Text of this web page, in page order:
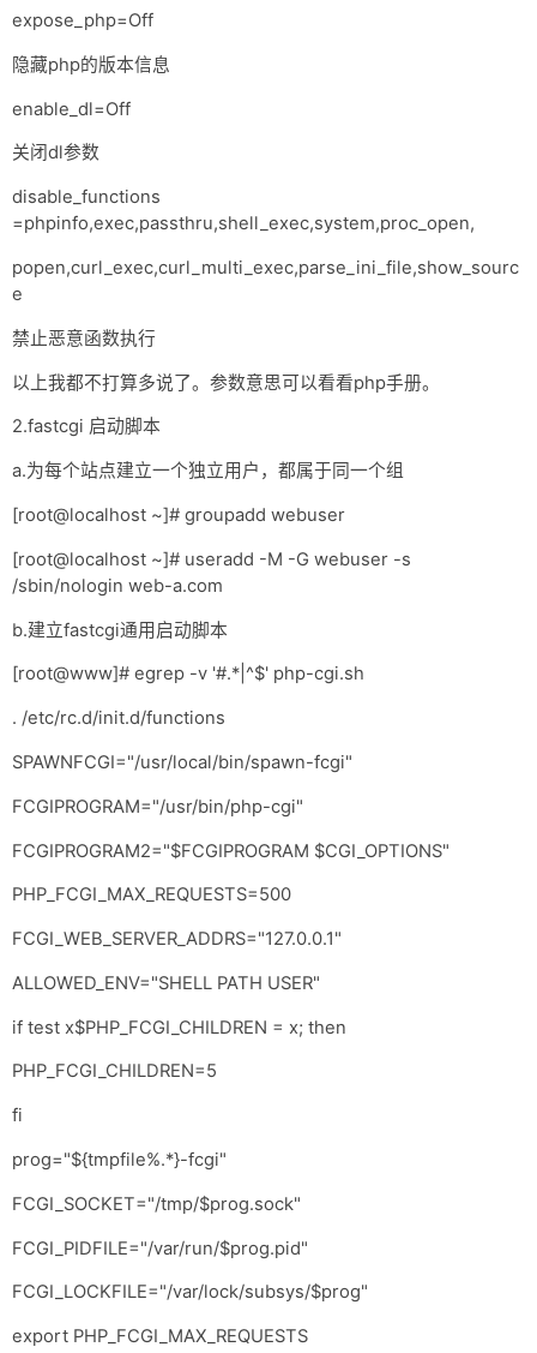
expose_php=Off
隐藏php的版本信息
enable_dl=Off
关闭dl参数
disable_functions
=phpinfo,exec,passthru,shell_exec,system,proc_open,
popen,curl_exec,curl_multi_exec,parse_ini_file,show_sourc
e
禁止恶意函数执行
以上我都不打算多说了。参数意思可以看看php手册。
2.fastcgi 启动脚本
a.为每个站点建立一个独立用户，都属于同一个组
[root@localhost ~]# groupadd webuser
[root@localhost ~]# useradd -M -G webuser -s
/sbin/nologin web-a.com
b.建立fastcgi通用启动脚本
[root@www]# egrep -v '#.*|^$' php-cgi.sh
. /etc/rc.d/init.d/functions
SPAWNFCGI="/usr/local/bin/spawn-fcgi"
FCGIPROGRAM="/usr/bin/php-cgi"
FCGIPROGRAM2="$FCGIPROGRAM $CGI_OPTIONS"
PHP_FCGI_MAX_REQUESTS=500
FCGI_WEB_SERVER_ADDRS="127.0.0.1"
ALLOWED_ENV="SHELL PATH USER"
if test x$PHP_FCGI_CHILDREN = x; then
PHP_FCGI_CHILDREN=5
fi
prog="${tmpfile%.*}-fcgi"
FCGI_SOCKET="/tmp/$prog.sock"
FCGI_PIDFILE="/var/run/$prog.pid"
FCGI_LOCKFILE="/var/lock/subsys/$prog"
export PHP_FCGI_MAX_REQUESTS